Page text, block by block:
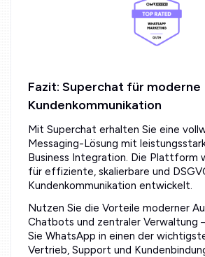
Fazit: Superchat für moderne
Kundenkommunikation
Mit Superchat erhalten Sie eine
Messaging-Lösung mit
Business Integration. Die Plattform
für effiziente, skalierbare und
Kundenkommunikation entwickelt.
Nutzen Sie die Vorteile moderner
Chatbots und zentraler Verwaltung
Sie WhatsApp in einen der
Vertrieb, Support und